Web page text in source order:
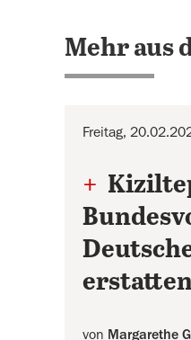
Mehr aus
Freitag,
+
von Margarethe